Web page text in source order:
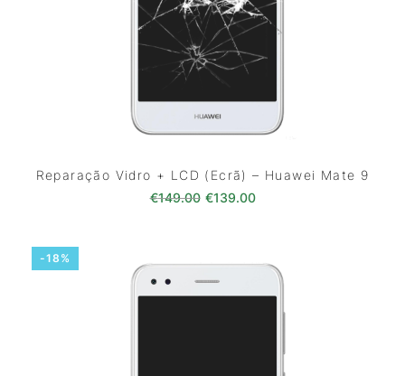
Reparação Vidro + LCD (Ecrã) – Huawei Mate 9
€149.00 O preço original era:
€139.00O preço atual é:
-18%